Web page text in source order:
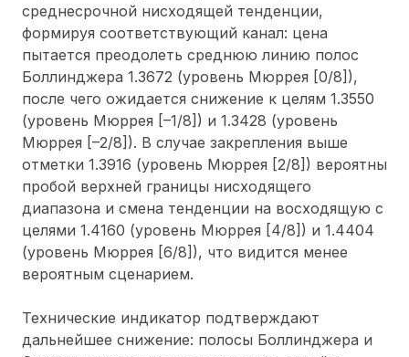
среднесрочной нисходящей тенденции,
формируя соответствующий канал: цена
пытается преодолеть среднюю линию полос
Боллинджера 1.3672 (уровень Мюррея [0/8]),
после чего ожидается снижение к целям 1.3550
(уровень Мюррея [–1/8]) и 1.3428 (уровень
Мюррея [–2/8]). В случае закрепления выше
отметки 1.3916 (уровень Мюррея [2/8]) вероятны
пробой верхней границы нисходящего
диапазона и смена тенденции на восходящую с
целями 1.4160 (уровень Мюррея [4/8]) и 1.4404
(уровень Мюррея [6/8]), что видится менее
вероятным сценарием.
Технические индикатор подтверждают
дальнейшее снижение: полосы Боллинджера и